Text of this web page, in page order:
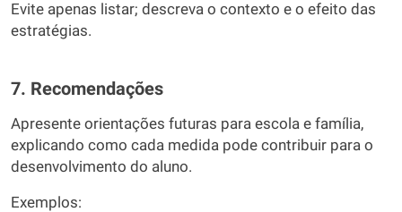
Evite apenas listar; descreva o contexto e o efeito das
estratégias.
7. Recomendações
Apresente orientações futuras para escola e família,
explicando como cada medida pode contribuir para o
desenvolvimento do aluno.
Exemplos: